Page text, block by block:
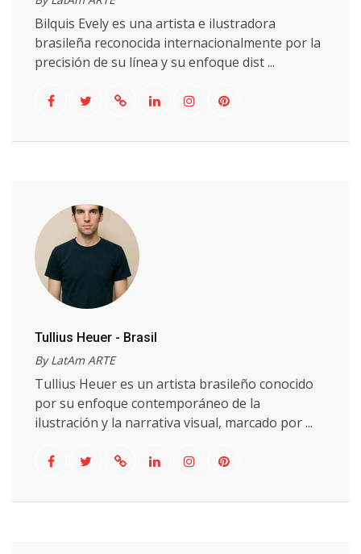
Bilquis Evely es una artista e ilustradora
brasileña reconocida internacionalmente por la
precisión de su línea y su enfoque dist ...
Tullius Heuer - Brasil
By LatAm ARTE
Tullius Heuer es un artista brasileño conocido
por su enfoque contemporáneo de la
ilustración y la narrativa visual, marcado por ...